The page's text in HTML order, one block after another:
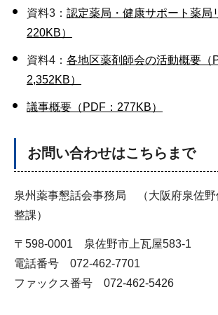
資料3： 認定薬局・健康サポート薬局
220KB）
資料4： 各地区薬剤師会の活動概要（
2,352KB）
議事概要（PDF：277KB）
お問い合わせはこちらまで
泉州薬事懇話会事務局 （大阪府泉佐
整課）
〒598-0001 泉佐野市上瓦屋583-1
電話番号 072-462-7701
ファックス番号 072-462-5426